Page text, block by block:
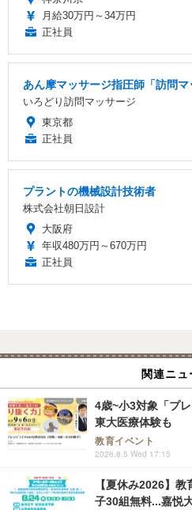
月給30万円～34万円
正社員
あん摩マッサージ指圧師「訪問
いろどり訪問マッサージ
東京都
正社員
プラントの機械設計技術者
株式会社朝日設計
大阪府
年収480万円～670万円
正社員
関連ニュ
4歳~小3対象「プ
東大医療体験も
教育イベント
2026.8.5 Wed 17:15
【夏休み2026】
子30組無料...嘉悦